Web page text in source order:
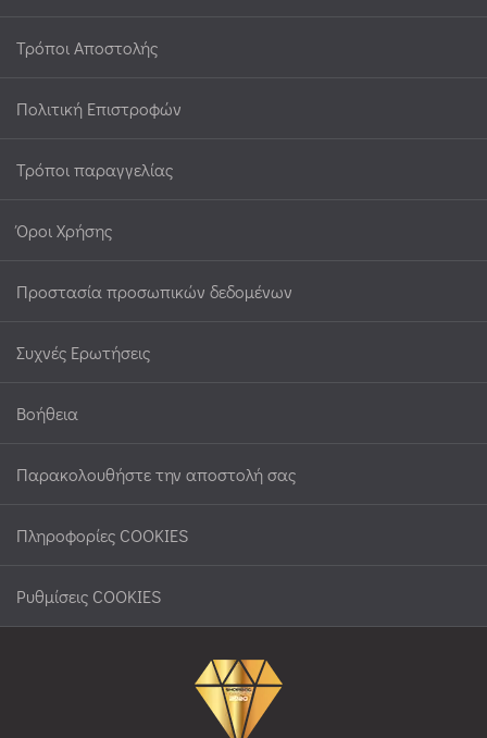
Τρόποι Αποστολής
Πολιτική Επιστροφών
Τρόποι παραγγελίας
Όροι Χρήσης
Προστασία προσωπικών δεδομένων
Συχνές Ερωτήσεις
Βοήθεια
Παρακολουθήστε την αποστολή σας
Πληροφορίες COOKIES
Ρυθμίσεις COOKIES